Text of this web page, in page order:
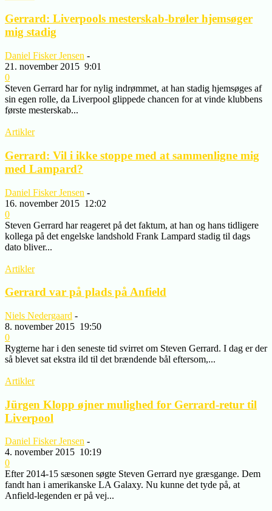
Gerrard: Liverpools mesterskab-brøler hjemsøger
mig stadig
Daniel Fisker Jensen -
21. november 2015 9:01
0
Steven Gerrard har for nylig indrømmet, at han stadig hjemsøges af
sin egen rolle, da Liverpool glippede chancen for at vinde klubbens
første mesterskab...
Artikler
Gerrard: Vil i ikke stoppe med at sammenligne mig
med Lampard?
Daniel Fisker Jensen -
16. november 2015 12:02
0
Steven Gerrard har reageret på det faktum, at han og hans tidligere
kollega på det engelske landshold Frank Lampard stadig til dags
dato bliver...
Artikler
Gerrard var på plads på Anfield
Niels Nedergaard -
8. november 2015 19:50
0
Rygterne har i den seneste tid svirret om Steven Gerrard. I dag er der
så blevet sat ekstra ild til det brændende bål eftersom,...
Artikler
Jürgen Klopp øjner mulighed for Gerrard-retur til
Liverpool
Daniel Fisker Jensen -
4. november 2015 10:19
0
Efter 2014-15 sæsonen søgte Steven Gerrard nye græsgange. Dem
fandt han i amerikanske LA Galaxy. Nu kunne det tyde på, at
Anfield-legenden er på vej...